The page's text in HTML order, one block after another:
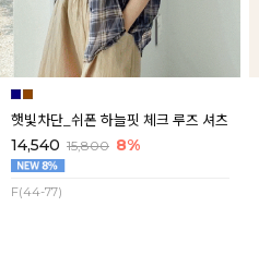
햇빛차단_쉬폰 하늘핏 체크 루즈 셔츠
14,540 15,800 8%
F(44-77)